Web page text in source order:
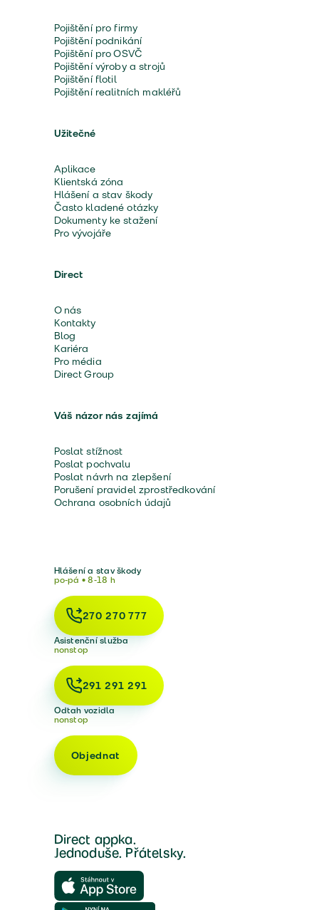
Pojištění pro firmy
Pojištění podnikání
Pojištění pro OSVČ
Pojištění výroby a strojů
Pojištění flotil
Pojištění realitních makléřů
Užitečné
Aplikace
Klientská zóna
Hlášení a stav škody
Často kladené otázky
Dokumenty ke stažení
Pro vývojáře
Direct
O nás
Kontakty
Blog
Kariéra
Pro média
Direct Group
Váš názor nás zajímá
Poslat stížnost
Poslat pochvalu
Poslat návrh na zlepšení
Porušení pravidel zprostředkování
Ochrana osobních údajů
Hlášení a stav škody
po-pá • 8-18 h
270 270 777
Asistenční služba
nonstop
291 291 291
Odtah vozidla
nonstop
Objednat
Direct appka.
Jednoduše. Přátelsky.